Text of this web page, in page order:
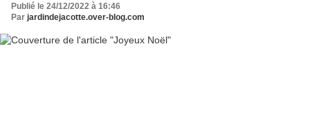
Publié le 24/12/2022 à 16:46
Par jardindejacotte.over-blog.com